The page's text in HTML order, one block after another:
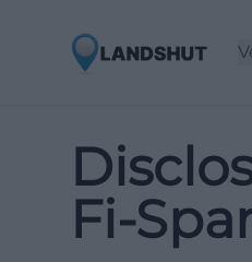
Fi-